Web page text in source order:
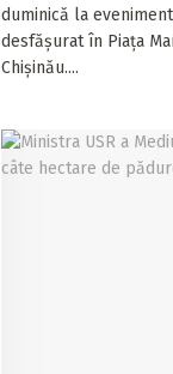
duminică la
desfășurat în Piața
Chișinău....